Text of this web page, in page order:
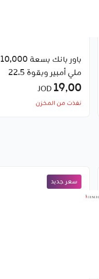
باور بانك بسعة 10,000
ملي أمبير وبقوة 22.5
واط لايت من شاومي
19٫00JOD
نفذت من المخزن
سعر جديد